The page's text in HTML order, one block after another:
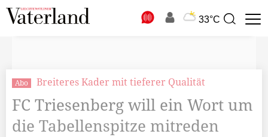
33°C
Suchbegriff
Abo Breiteres Kader mit tieferer Qualität
FC Triesenberg will ein Wort um
die Tabellenspitze mitreden